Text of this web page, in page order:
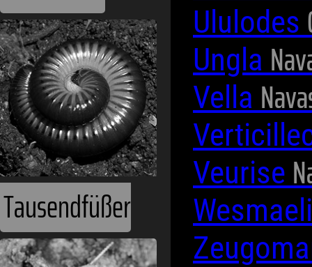
Tausendfüßer
Ululodes
Ungla
Vella
Veurise